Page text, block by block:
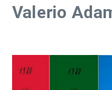
Valerio